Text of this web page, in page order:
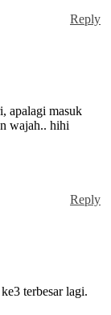
Reply
apalagi masuk
wajah.. hihi
Reply
terbesar lagi.